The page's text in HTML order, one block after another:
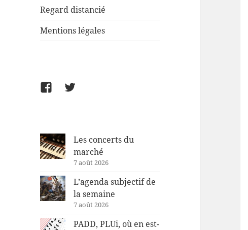
Regard distancié
Mentions légales
FacebookTwitter
Les concerts du
marché
7 août 2026
L’agenda subjectif de
la semaine
7 août 2026
PADD, PLUi, où en est-